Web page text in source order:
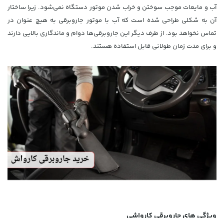
آب و مایعات موجب سوختن و خراب شدن موتور دستگاه نمی‌شود. زیرا ساختار
آن به شکلی طراحی شده است که آب با موتور جاروبرقی به هیچ عنوان در
تماس نخواهد بود. از طرف دیگر این جاروبرقی‌ها دوام و ماندگاری بالایی دارند
و برای مدت زمان طولانی قابل استفاده هستند.